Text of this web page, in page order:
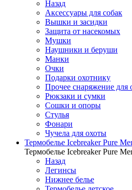
Назад
Аксессуары для собак
Вышки и засидки
Защита от насекомых
Мушки
Наушники и беруши
Манки
Очки
Подарки охотнику
Прочее снаряжение для
Рюкзаки и сумки
Сошки и опоры
Стулья
Фонари
Чучела для охоты
Термобелье Icebreaker Pure
Термобелье Icebreaker Pure
Назад
Легинсы
Нижнее белье